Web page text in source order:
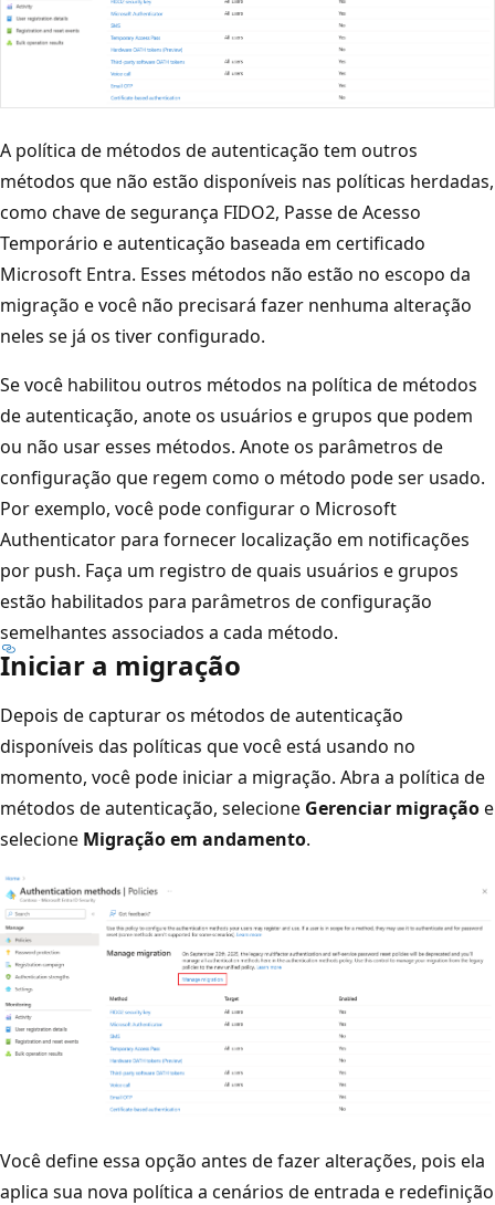
A política de métodos de autenticação tem outros
métodos que não estão disponíveis nas políticas herdadas,
como chave de segurança FIDO2, Passe de Acesso
Temporário e autenticação baseada em certificado
Microsoft Entra. Esses métodos não estão no escopo da
migração e você não precisará fazer nenhuma alteração
neles se já os tiver configurado.
Se você habilitou outros métodos na política de métodos
de autenticação, anote os usuários e grupos que podem
ou não usar esses métodos. Anote os parâmetros de
configuração que regem como o método pode ser usado.
Por exemplo, você pode configurar o Microsoft
Authenticator para fornecer localização em notificações
por push. Faça um registro de quais usuários e grupos
estão habilitados para parâmetros de configuração
semelhantes associados a cada método.
Iniciar a migração
Depois de capturar os métodos de autenticação
disponíveis das políticas que você está usando no
momento, você pode iniciar a migração. Abra a política de
métodos de autenticação, selecione Gerenciar migraçãoe
selecione Migração em andamento.
Você define essa opção antes de fazer alterações, pois ela
aplica sua nova política a cenários de entrada e redefinição